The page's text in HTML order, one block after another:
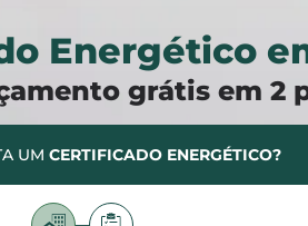
Energético
grátis em 2
UM CERTIFICADO ENERGÉTICO?